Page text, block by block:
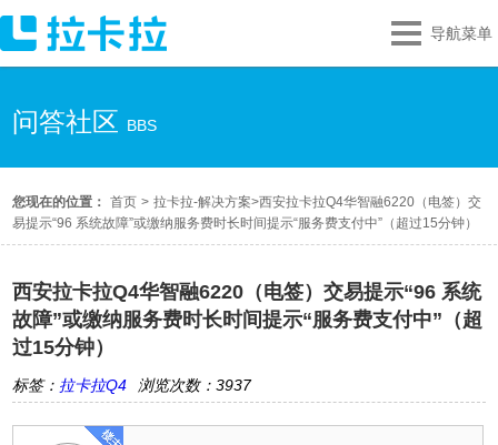
导航菜单
问答社区 BBS
您现在的位置： 首页 > 拉卡拉-解决方案>西安拉卡拉Q4华智融6220（电签）交
易提示“96 系统故障”或缴纳服务费时长时间提示“服务费支付中”（超过15分钟）
西安拉卡拉Q4华智融6220（电签）交易提示“96 系统
故障”或缴纳服务费时长时间提示“服务费支付中”（超
过15分钟）
标签： 拉卡拉Q4 浏览次数：3937